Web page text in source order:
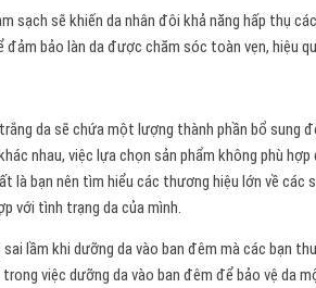
sạch sẽ khiến da nhân đôi khả năng hấp thụ
bảo làn da được chăm sóc toàn vẹn, hiệu
da sẽ chứa một lượng thành phần bổ sung
nhau, việc lựa chọn sản phẩm không phù
là bạn nên tìm hiểu các thương hiệu lớn về các
với tình trạng da của mình.
lầm khi dưỡng da vào ban đêm mà các bạn
việc dưỡng da vào ban đêm để bảo vệ da